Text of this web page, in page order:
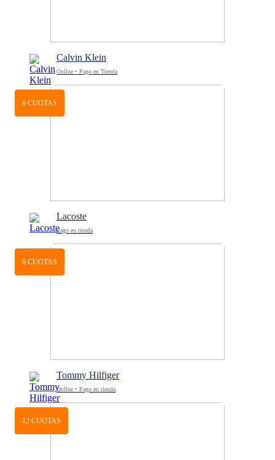
Calvin Klein
Online • Pago en Tienda
6 CUOTAS
Lacoste
Pago en tienda
6 CUOTAS
Tommy Hilfiger
Online • Pago en tienda
12 CUOTAS